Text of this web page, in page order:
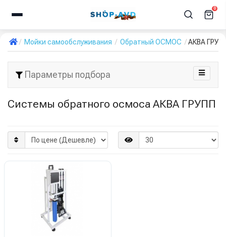
0
Мойки самообслуживания Обратный ОСМОС АКВА
Параметры подбора
Системы обратного осмоса АКВА ГРУПП